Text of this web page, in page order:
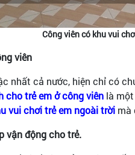
Công viên có khu vui
viên
nhất cả nước, hiện chỉ có
cho trẻ em ở công viên là
vui chơi trẻ em ngoài trời mà
vận động cho trẻ.